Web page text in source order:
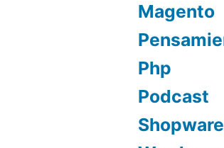
Magento
Php
Podcast
Shopware